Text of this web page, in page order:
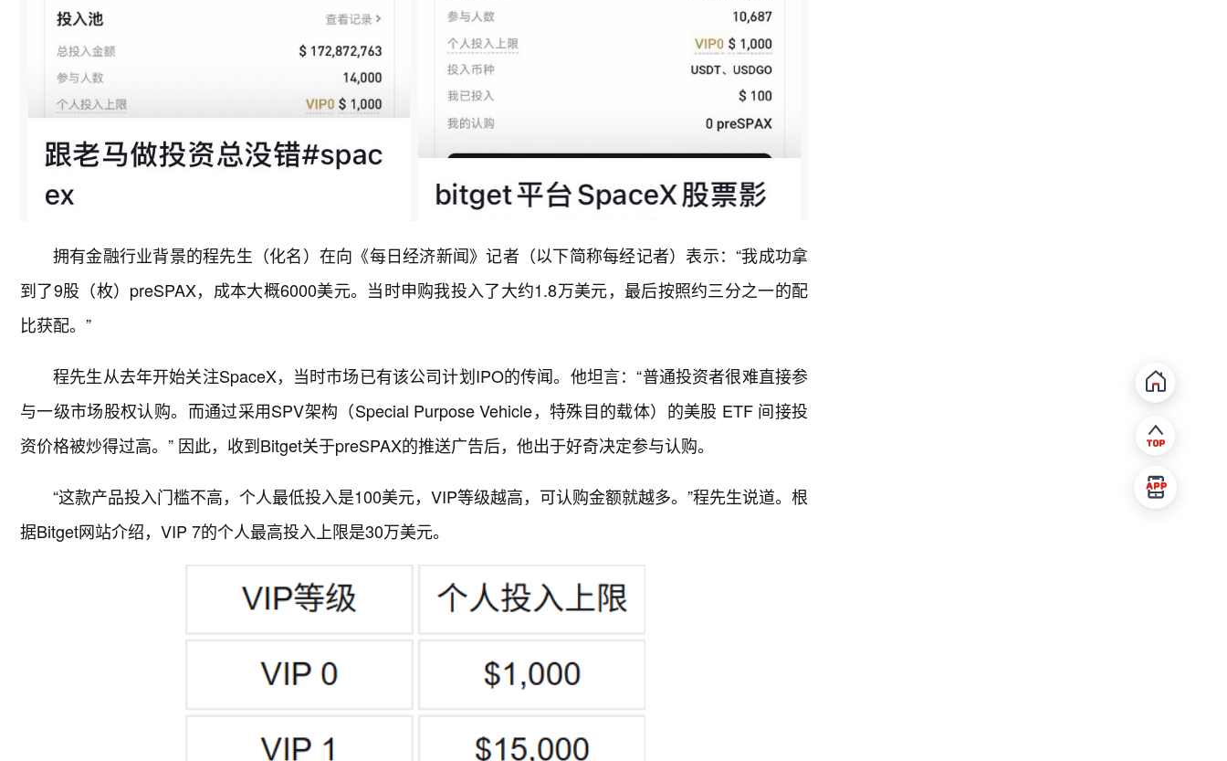
拥有金融行业背景的程先生（化名）在向《每日经济新闻》记者（以下简称每经记者）表示：“我成功拿
到了9股（枚）preSPAX，成本大概6000美元。当时申购我投入了大约1.8万美元，最后按照约三分之一的配
比获配。”
程先生从去年开始关注SpaceX，当时市场已有该公司计划IPO的传闻。他坦言：“普通投资者很难直接参
与一级市场股权认购。而通过采用SPV架构（Special Purpose Vehicle，特殊目的载体）的美股 ETF 间接投
资价格被炒得过高。” 因此，收到Bitget关于preSPAX的推送广告后，他出于好奇决定参与认购。
“这款产品投入门槛不高，个人最低投入是100美元，VIP等级越高，可认购金额就越多。”程先生说道。根
据Bitget网站介绍，VIP 7的个人最高投入上限是30万美元。